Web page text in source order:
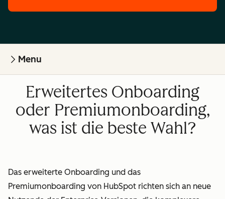
Menu
Erweitertes Onboarding
oder Premiumonboarding,
was ist die beste Wahl?
Das erweiterte Onboarding und das
Premiumonboarding von HubSpot richten sich an neue